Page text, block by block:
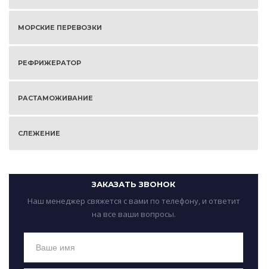
МОРСКИЕ ПЕРЕВОЗКИ
РЕФРИЖЕРАТОР
РАСТАМОЖИВАНИЕ
СЛЕЖЕНИЕ
ЗАКАЗАТЬ ЗВОНОК
Наш менеджер свяжется с вами по телефону, и ответит
на все ваши вопросы.